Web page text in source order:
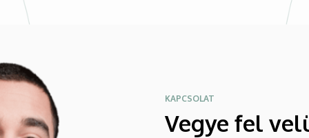
KAPCSOLAT
Vegye fel